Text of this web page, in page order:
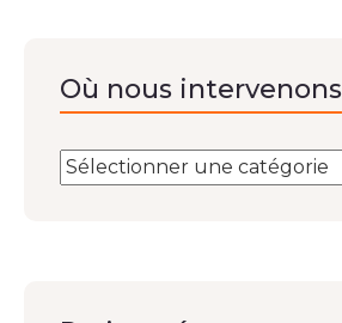
Où nous intervenons